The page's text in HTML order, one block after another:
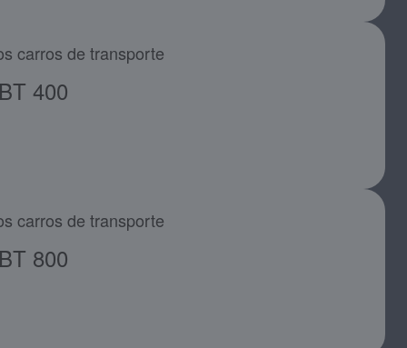
carros de transporte
400
carros de transporte
800